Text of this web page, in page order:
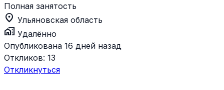
Полная занятость
location_on Ульяновская область
home_work Удалённо
Опубликована 16 дней назад
Откликов: 13
Откликнуться